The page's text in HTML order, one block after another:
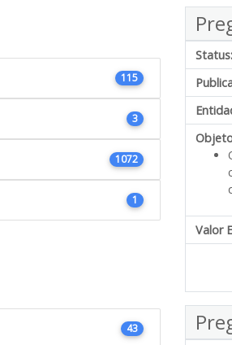
115
3
1072
1
43
Status:
Valor